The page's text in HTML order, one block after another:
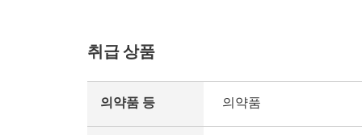
취급 상품
의약품 등 의약품